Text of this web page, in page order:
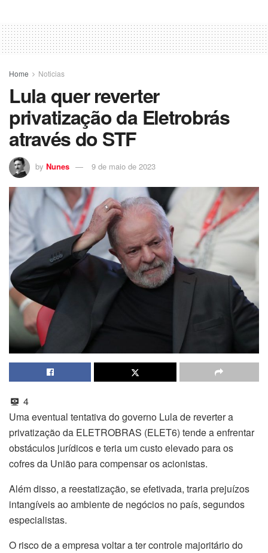
Home Noticias
Lula quer reverter
privatização da Eletrobrás
através do STF
by Nunes 9 de maio de 2023
4
Uma eventual tentativa do governo Lula de reverter a
privatização da ELETROBRAS (ELET6) tende a enfrentar
obstáculos jurídicos e teria um custo elevado para os
cofres da União para compensar os acionistas.
Além disso, a reestatização, se efetivada, traria prejuízos
intangíveis ao ambiente de negócios no país, segundos
especialistas.
O risco de a empresa voltar a ter controle majoritário do